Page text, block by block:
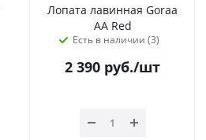
Лопата лавинная Goraa
АА Red
Есть в наличии (3)
2 390 руб./шт